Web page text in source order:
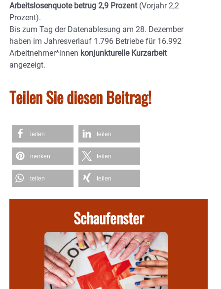
Arbeitslosenquote betrug 2,9 Prozent(Vorjahr 2,2
Prozent).
Bis zum Tag der Datenablesung am 28. Dezember
haben im Jahresverlauf 1.796 Betriebe für 16.992
Arbeitnehmer*innen konjunkturelle Kurzarbeit
angezeigt.
Teilen Sie diesen Beitrag!
teilen teilen
merken teilen
teilen teilen
Schaufenster